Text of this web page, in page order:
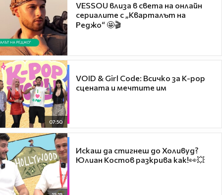
VESSOU влиза в света на онлайн
сериалите с „Кварталът на
Реджо“ 🤩🎬
07:50
VOID & Girl Code: Всичко за K-pop
сцената и мечтите им
Искаш да стигнеш до Холивуд?
Юлиан Костов разкрива как!👀💥